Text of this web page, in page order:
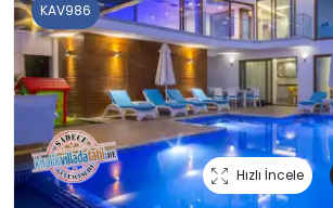
Hızlı İncele
KAV986